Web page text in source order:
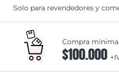
Solo para revendedores y
Compra
$100.000